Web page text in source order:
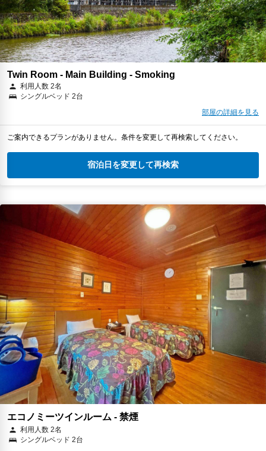
Twin Room - Main Building - Smoking
利用人数 2名
シングルベッド 2台
部屋の詳細を見る
ご案内できるプランがありません。条件を変更して再検索してください。
宿泊日を変更して再検索
エコノミーツインルーム - 禁煙
利用人数 2名
シングルベッド 2台